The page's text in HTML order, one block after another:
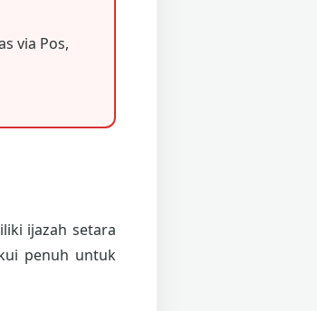
via Pos,
ijazah setara
penuh untuk